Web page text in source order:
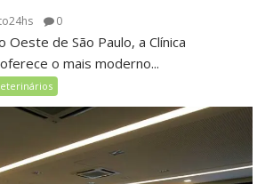
0
Oeste de São Paulo, a Clínica
o mais moderno...